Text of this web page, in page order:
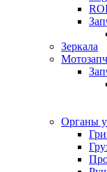
Зеркала
Органы